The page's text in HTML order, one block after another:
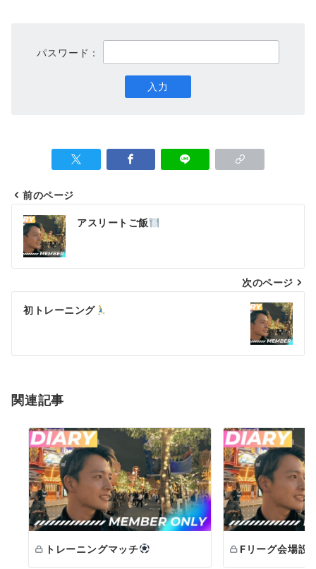
パスワード：
投
稿
ナ
ビ
ゲ
シ
ン
前のページ
アスリートご飯
次のページ
初トレーニング
関連記事
トレーニングマッチ Fリーグ会場設